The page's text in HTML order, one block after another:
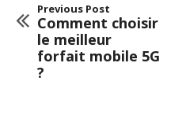
Previous Post
Comment choisir
le meilleur
forfait mobile 5G
?